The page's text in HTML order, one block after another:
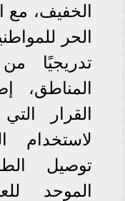
الخفيف، مع
الحر
تدريجيًا
المناطق،
القرار
لاستخدام
توصيل
الموحد